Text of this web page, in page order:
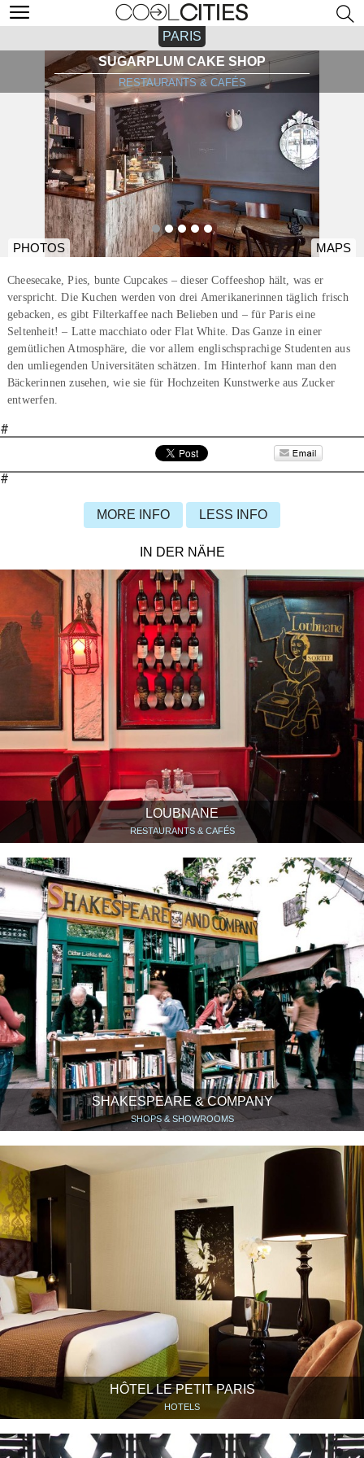
PARIS
SUGARPLUM CAKE SHOP
RESTAURANTS & CAFÉS
PHOTOS MAPS
Cheesecake, Pies, bunte Cupcakes – dieser Coffeeshop hält, was er
verspricht. Die Kuchen werden von drei Amerikanerinnen täglich frisch
gebacken, es gibt Filterkaffee nach Belieben und – für Paris eine
Seltenheit! – Latte macchiato oder Flat White. Das Ganze in einer
gemütlichen Atmosphäre, die vor allem englischsprachige Studenten aus
den umliegenden Universitäten schätzen. Im Hinterhof kann man den
Bäckerinnen zusehen, wie sie für Hochzeiten Kunstwerke aus Zucker
entwerfen.
#
#
MORE INFO LESS INFO
IN DER NÄHE
LOUBNANE
RESTAURANTS & CAFÉS
SHAKESPEARE & COMPANY
SHOPS & SHOWROOMS
HÔTEL LE PETIT PARIS
HOTELS